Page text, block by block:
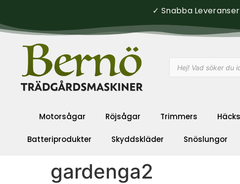
✓ Snabba
Motorsågar Röjsågar Trimmers
Batteriprodukter Skyddskläder Snöslungor
gardenga2